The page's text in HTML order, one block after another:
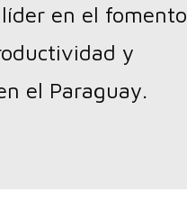
en el fomento
y
el Paraguay.